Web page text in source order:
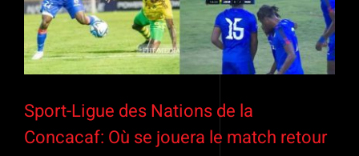
Sport-Ligue des Nations de la
Concacaf: Où se jouera le match retour